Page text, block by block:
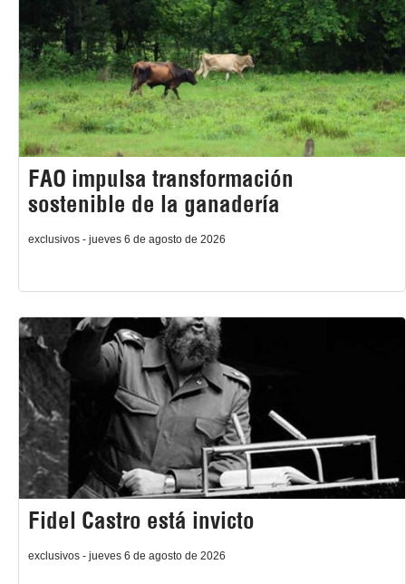
FAO impulsa transformación
sostenible de la ganadería
exclusivos - jueves 6 de agosto de 2026
Fidel Castro está invicto
exclusivos - jueves 6 de agosto de 2026